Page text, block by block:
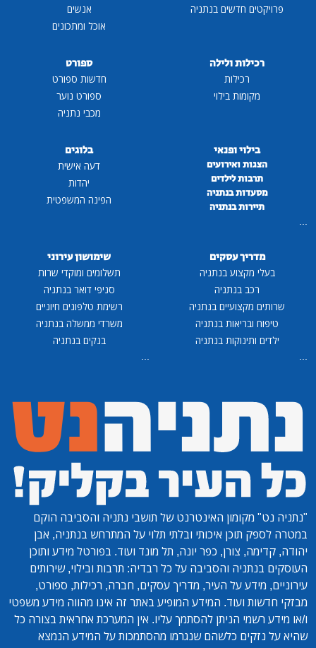
פרויקטים חדשים בנתניה
אנשים
אוכל ומתכונים
רכילות ולילה
רכילות
מקומות בילוי
ספורט
חדשות ספורט
ספורט נוער
מכבי נתניה
בילוי ופנאי
הצגות ואירועים
תרבות לילדים
מסעדות בנתניה
תיירות בנתניה
...
בלוגים
דעה אישית
יהדות
הפינה המשפטית
מדריך עסקים
בעלי מקצוע בנתניה
רכב בנתניה
שרותים מקצועיים בנתניה
טיפוח ובריאות בנתניה
ילדים ותינוקות בנתניה
...
שימושון עירוני
תשלומים ומוקדי שרות
סניפי דואר בנתניה
רשימת טלפונים חיוניים
משרדי ממשלה בנתניה
בנקים בנתניה
...
"נתניה נט" מקומון האינטרנט של תושבי נתניה והסביבה הוקם
במטרה לספק תוכן איכותי ובלתי תלוי על המתרחש בנתניה, אבן
יהודה, קדימה, צורן, כפר יונה, תל מונד ועוד. בפורטל מידע ותוכן
העוסקים בנתניה והסביבה על כל רבדיה: תרבות ובילוי, שירותים
עירוניים, מידע על העיר, מדריך עסקים, חברה, רכילות, ספורט,
מבזקי חדשות ועוד. המידע המופיע באתר זה אינו מהווה מידע משפטי
ו/או מידע רשמי הניתן להסתמך עליו. אין המערכת אחראית בצורה כל
שהיא על נזקים כלשהם שנגרמו מהסתמכות על המידע הנמצא